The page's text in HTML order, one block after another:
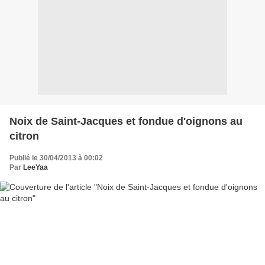
Noix de Saint-Jacques et fondue d'oignons au
citron
Publié le 30/04/2013 à 00:02
Par LeeYaa